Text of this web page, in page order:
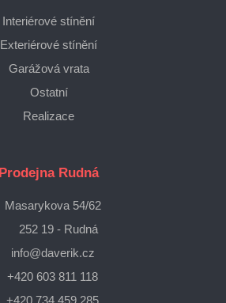
Interiérové stínění
Exteriérové stínění
Garážová vrata
Ostatní
Realizace
Prodejna Rudná
Masarykova 54/62
252 19 - Rudná
info@daverik.cz
+420 603 811 118